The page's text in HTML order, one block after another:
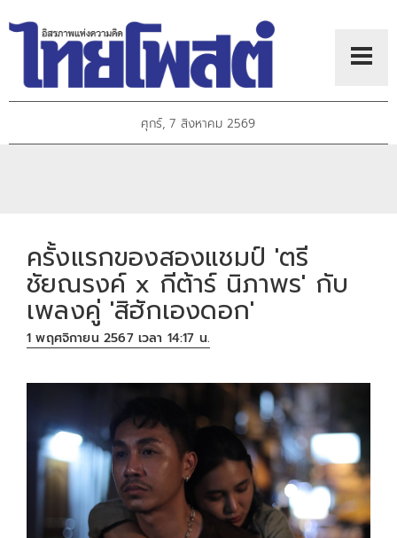
ศุกร์, 7 สิงหาคม 2569
ครั้งแรกของสองแชมป์ 'ตรี
ชัยณรงค์ x กีต้าร์ นิภาพร' กับ
เพลงคู่ 'สิฮักเองดอก'
1 พฤศจิกายน 2567 เวลา 14:17 น.